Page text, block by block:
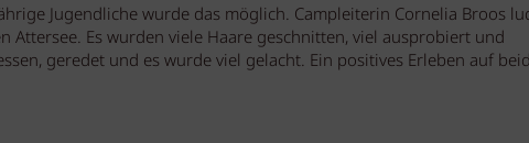
Jugendliche wurde das möglich. Campleiterin Cornelia Broos
Es wurden viele Haare geschnitten, viel ausprobiert und
geredet und es wurde viel gelacht. Ein positives Erleben auf